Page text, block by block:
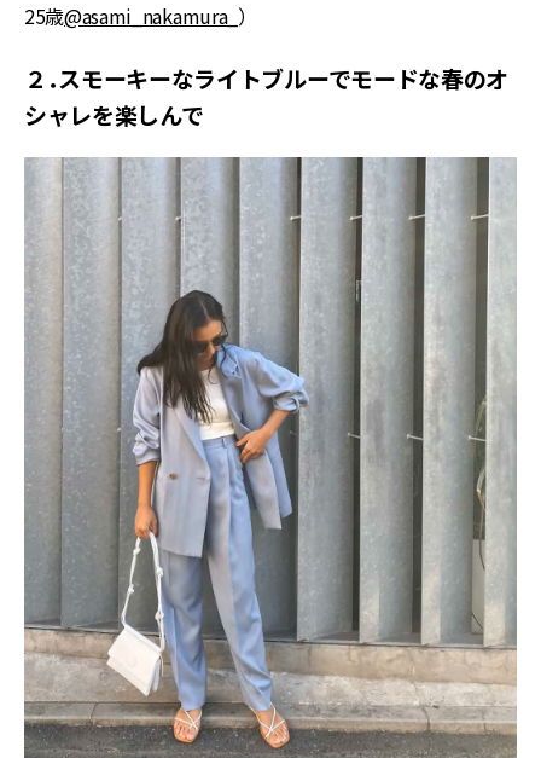
25歳@asami_nakamura_ ）
２．スモーキーなライトブルーでモードな春のオ
シャレを楽しんで